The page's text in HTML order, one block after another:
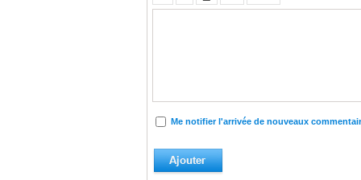
Me notifier l'arrivée de nouveaux